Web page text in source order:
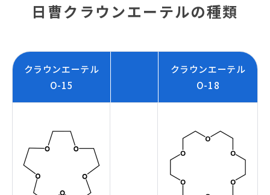
日曹クラウンエーテルの種類
クラウンエーテル
O-15
クラウンエーテル
O-18